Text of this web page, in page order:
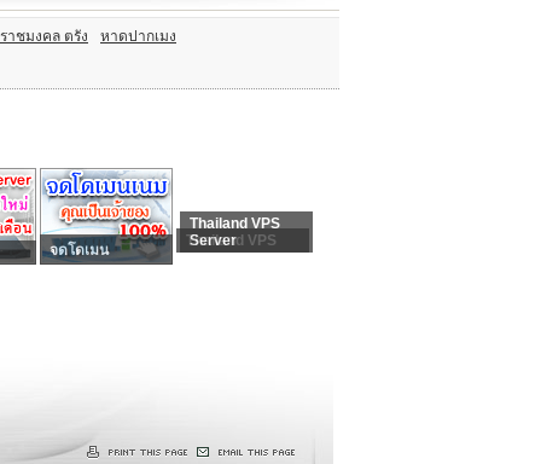
ชมงคล ตรัง หาดปากเมง
จดโดเมน
Thailand VPS
Thailand VPS
Server